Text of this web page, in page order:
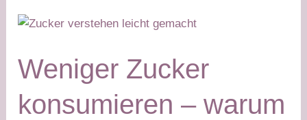
Weniger Zucker
konsumieren – warum